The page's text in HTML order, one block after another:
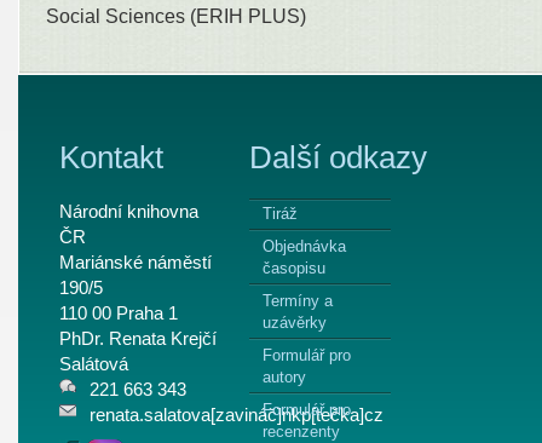
Social Sciences (ERIH PLUS)
Kontakt
Národní knihovna
ČR
Mariánské náměstí
190/5
110 00 Praha 1
PhDr. Renata Krejčí
Salátová
221 663 343
renata.salatova[zavináč]nkp[tečka]cz
Další odkazy
Tiráž
Objednávka
časopisu
Termíny a
uzávěrky
Formulář pro
autory
Formulář pro
recenzenty